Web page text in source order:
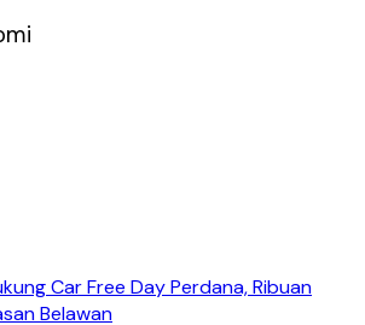
Car Free Day Perdana, Ribuan
Belawan